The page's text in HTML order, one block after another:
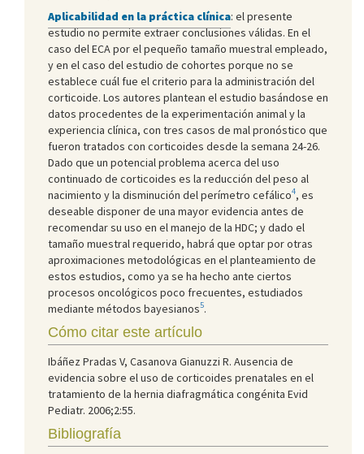
Aplicabilidad en la práctica clínica: el presente
estudio no permite extraer conclusiones válidas. En el
caso del ECA por el pequeño tamaño muestral empleado,
y en el caso del estudio de cohortes porque no se
establece cuál fue el criterio para la administración del
corticoide. Los autores plantean el estudio basándose en
datos procedentes de la experimentación animal y la
experiencia clínica, con tres casos de mal pronóstico que
fueron tratados con corticoides desde la semana 24-26.
Dado que un potencial problema acerca del uso
continuado de corticoides es la reducción del peso al
nacimiento y la disminución del perímetro cefálico4, es
deseable disponer de una mayor evidencia antes de
recomendar su uso en el manejo de la HDC; y dado el
tamaño muestral requerido, habrá que optar por otras
aproximaciones metodológicas en el planteamiento de
estos estudios, como ya se ha hecho ante ciertos
procesos oncológicos poco frecuentes, estudiados
mediante métodos bayesianos5.
Cómo citar este artículo
Ibáñez Pradas V, Casanova Gianuzzi R. Ausencia de
evidencia sobre el uso de corticoides prenatales en el
tratamiento de la hernia diafragmática congénita Evid
Pediatr. 2006;2:55.
Bibliografía